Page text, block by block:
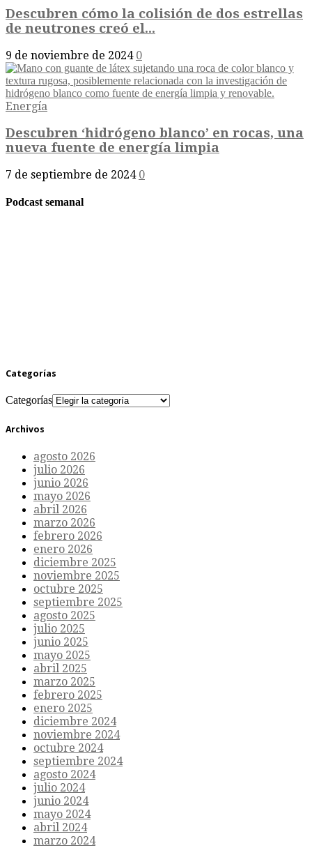
Descubren cómo la colisión de dos estrellas
de neutrones creó el...
9 de noviembre de 2024 0
Energía
Descubren ‘hidrógeno blanco’ en rocas, una
nueva fuente de energía limpia
7 de septiembre de 2024 0
Podcast semanal
Categorías
Categorías
Archivos
agosto 2026
julio 2026
junio 2026
mayo 2026
abril 2026
marzo 2026
febrero 2026
enero 2026
diciembre 2025
noviembre 2025
octubre 2025
septiembre 2025
agosto 2025
julio 2025
junio 2025
mayo 2025
abril 2025
marzo 2025
febrero 2025
enero 2025
diciembre 2024
noviembre 2024
octubre 2024
septiembre 2024
agosto 2024
julio 2024
junio 2024
mayo 2024
abril 2024
marzo 2024